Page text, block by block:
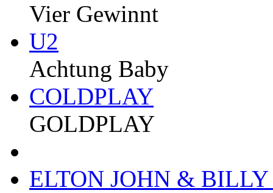
Vier Gewinnt
U2
Achtung Baby
COLDPLAY
GOLDPLAY
ELTON JOHN & BILLY